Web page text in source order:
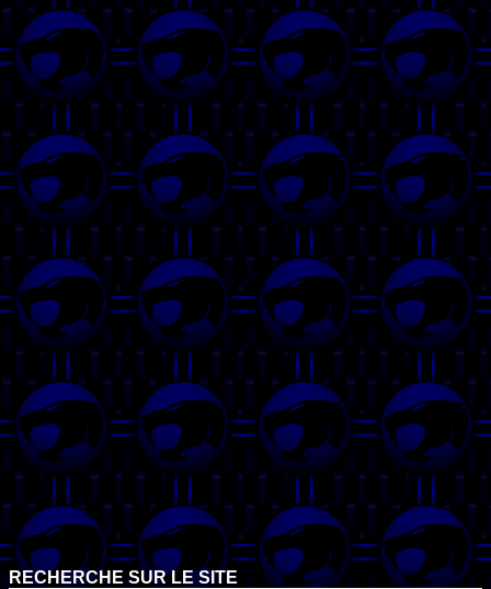
RECHERCHE SUR LE SITE